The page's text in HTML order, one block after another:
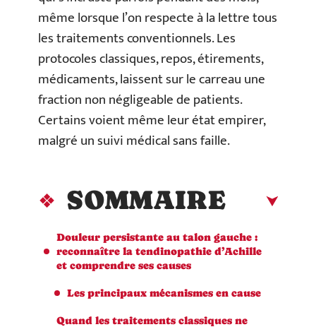
même lorsque l’on respecte à la lettre tous
les traitements conventionnels. Les
protocoles classiques, repos, étirements,
médicaments, laissent sur le carreau une
fraction non négligeable de patients.
Certains voient même leur état empirer,
malgré un suivi médical sans faille.
SOMMAIRE
Douleur persistante au talon gauche :
reconnaître la tendinopathie d’Achille
et comprendre ses causes
Les principaux mécanismes en cause
Quand les traitements classiques ne